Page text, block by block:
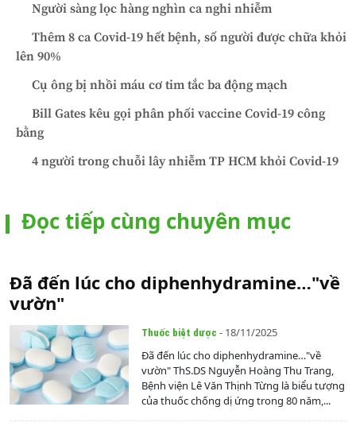
Người sàng lọc hàng nghìn ca nghi nhiễm
Thêm 8 ca Covid-19 hết bệnh, số người được chữa khỏi
lên 90%
Cụ ông bị nhồi máu cơ tim tắc ba động mạch
Bill Gates kêu gọi phân phối vaccine Covid-19 công
bằng
4 người trong chuỗi lây nhiễm TP HCM khỏi Covid-19
Đọc tiếp cùng chuyên mục
Đã đến lúc cho diphenhydramine…"về
vườn"
Thuốc biệt dược - 18/11/2025
Đã đến lúc cho diphenhydramine…"về
vườn" ThS.DS Nguyễn Hoàng Thu Trang,
Bệnh viện Lê Văn Thịnh Từng là biểu tượng
của thuốc chống dị ứng trong 80 năm,...